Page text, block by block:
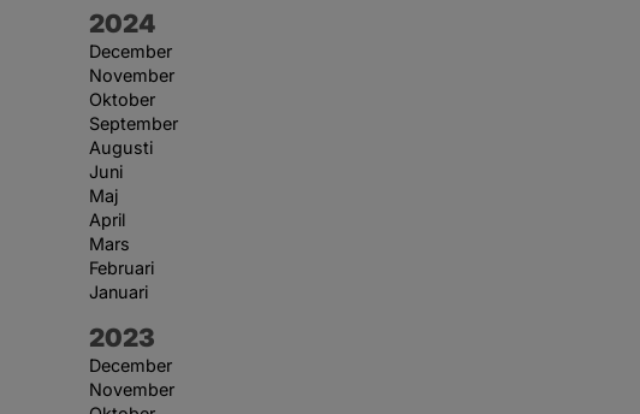
År:
2024
December
November
Oktober
September
Augusti
Juni
Maj
April
Mars
Februari
Januari
År:
2023
December
November